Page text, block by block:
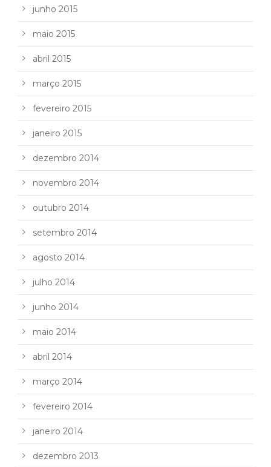
junho 2015
maio 2015
abril 2015
março 2015
fevereiro 2015
janeiro 2015
dezembro 2014
novembro 2014
outubro 2014
setembro 2014
agosto 2014
julho 2014
junho 2014
maio 2014
abril 2014
março 2014
fevereiro 2014
janeiro 2014
dezembro 2013